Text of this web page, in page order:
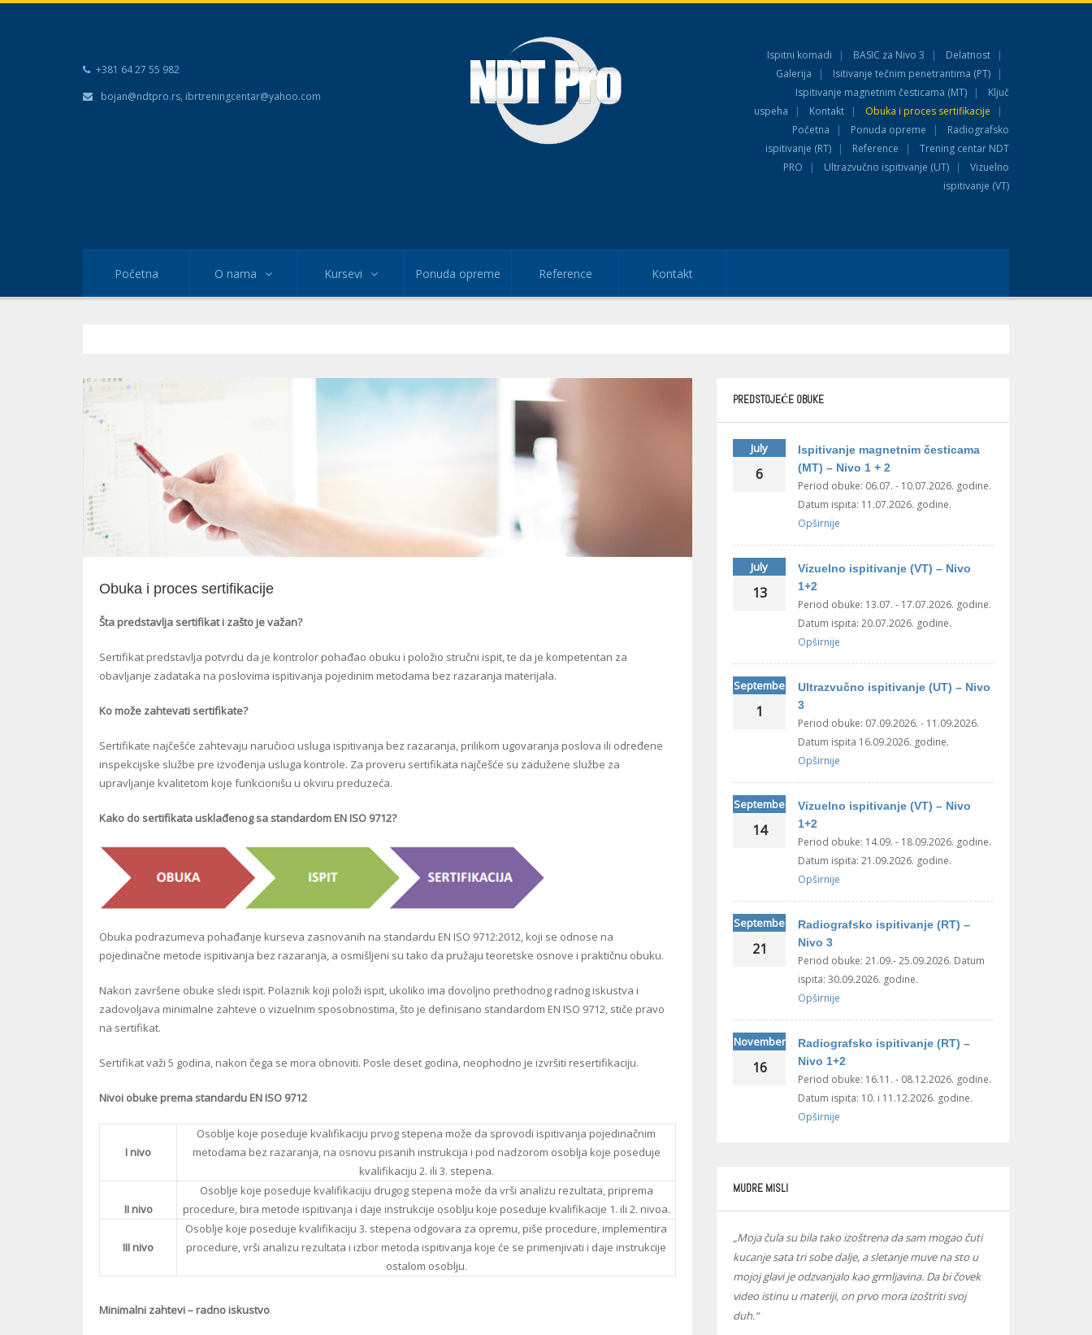
+381 64 27 55 982
bojan@ndtpro.rs, ibrtreningcentar@yahoo.com
Ispitni komadi BASIC za Nivo 3
Delatnost
Galerija
Isitivanje tečnim penetrantima (PT)
Ispitivanje magnetnim česticama (MT)
Ključ
uspeha
Kontakt
Obuka i proces sertifikacije
Početna
Ponuda opreme
Radiografsko
ispitivanje (RT)
Reference
Trening centar NDT
PRO
Ultrazvučno ispitivanje (UT)
Vizuelno
ispitivanje (VT)
Početna O nama Kursevi Ponuda opreme Reference Kontakt
Obuka i proces sertifikacije
Šta predstavlja sertifikat i zašto je važan?
Sertifikat predstavlja potvrdu da je kontrolor pohađao obuku i položio stručni ispit, te da je kompetentan za
obavljanje zadataka na poslovima ispitivanja pojedinim metodama bez razaranja materijala.
Ko može zahtevati sertifikate?
Sertifikate najčešće zahtevaju naručioci usluga ispitivanja bez razaranja, prilikom ugovaranja poslova ili određene
inspekcijske službe pre izvođenja usluga kontrole. Za proveru sertifikata najčešće su zadužene službe za
upravljanje kvalitetom koje funkcionišu u okviru preduzeća.
Kako do sertifikata usklađenog sa standardom EN ISO 9712?
Obuka podrazumeva pohađanje kurseva zasnovanih na standardu EN ISO 9712:2012, koji se odnose na
pojedinačne metode ispitivanja bez razaranja, a osmišljeni su tako da pružaju teoretske osnove i praktičnu obuku.
Nakon završene obuke sledi ispit. Polaznik koji položi ispit, ukoliko ima dovoljno prethodnog radnog iskustva i
zadovoljava minimalne zahteve o vizuelnim sposobnostima, što je definisano standardom EN ISO 9712, stiče pravo
na sertifikat.
Sertifikat važi 5 godina, nakon čega se mora obnoviti. Posle deset godina, neophodno je izvršiti resertifikaciju.
Nivoi obuke prema standardu EN ISO 9712
I nivo
Osoblje koje poseduje kvalifikaciju prvog stepena može da sprovodi ispitivanja pojedinačnim
metodama bez razaranja, na osnovu pisanih instrukcija i pod nadzorom osoblja koje poseduje
kvalifikaciju 2. ili 3. stepena.
II nivo
Osoblje koje poseduje kvalifikaciju drugog stepena može da vrši analizu rezultata, priprema
procedure, bira metode ispitivanja i daje instrukcije osoblju koje poseduje kvalifikacije 1. ili 2. nivoa.
III nivo
Osoblje koje poseduje kvalifikaciju 3. stepena odgovara za opremu, piše procedure, implementira
procedure, vrši analizu rezultata i izbor metoda ispitivanja koje će se primenjivati i daje instrukcije
ostalom osoblju.
Minimalni zahtevi – radno iskustvo
PREDSTOJEĆE OBUKE
July
6
Ispitivanje magnetnim česticama
(MT) – Nivo 1 + 2
Period obuke: 06.07. - 10.07.2026. godine.
Datum ispita: 11.07.2026. godine.
Opširnije
July
13
Vizuelno ispitivanje (VT) – Nivo
1+2
Period obuke: 13.07. - 17.07.2026. godine.
Datum ispita: 20.07.2026. godine.
Opširnije
Septembe
r
1
Ultrazvučno ispitivanje (UT) – Nivo
3
Period obuke: 07.09.2026. - 11.09.2026.
Datum ispita 16.09.2026. godine.
Opširnije
Septembe
r
14
Vizuelno ispitivanje (VT) – Nivo
1+2
Period obuke: 14.09. - 18.09.2026. godine.
Datum ispita: 21.09.2026. godine.
Opširnije
Septembe
r
21
Radiografsko ispitivanje (RT) –
Nivo 3
Period obuke: 21.09.- 25.09.2026. Datum
ispita: 30.09.2026. godine.
Opširnije
November
16
Radiografsko ispitivanje (RT) –
Nivo 1+2
Period obuke: 16.11. - 08.12.2026. godine.
Datum ispita: 10. i 11.12.2026. godine.
Opširnije
MUDRE MISLI
„Moja čula su bila tako izoštrena da sam mogao čuti
kucanje sata tri sobe dalje, a sletanje muve na sto u
mojoj glavi je odzvanjalo kao grmljavina. Da bi čovek
video istinu u materiji, on prvo mora izoštriti svoj
duh.“